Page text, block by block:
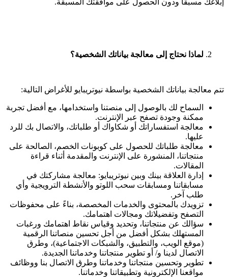
لماذا نحتاج إلى معالجة بياناتك الشخصية؟
تتم معالجة بياناتك الشخصية بواسطة نيوتريبايو للأغراض التالية:
السماح لك بالوصول إلى منصتنا واستخدامها، مع أفضل تجربة
ممكنة وجودة تصفح عبر الإنترنت.
معالجة استفساراتك أو شكاواك أو طلباتك، والاتصال بك للرد
عليها.
معالجة طلباتك للحصول على كوبونات الخصم، الصالحة على
منتجاتنا، المنشورة على الإنترنت والمقدمة أثناء قراءة
المقالات.
إدارة العلاقة بينك وبين نيوتريبايو: معالجة مشاركتك في
مسابقاتنا ومسابقات سحب اللوتو والأنشطة الترويجية وأي
طلب آخر.
تزويدك بالمحتوى والخدمات المخصصة، بناءً على محفوظات
التصفح وتفضيلاتك ومجالات اهتمامك.
سؤالك عن منتجاتنا، وتحديد وقياس نقاط اهتمامك ورغبات
المستهلك بشكل أفضل من أجل تحسين منصاتنا الرقمية
(موقع الويب، والتطبيق، والشبكات الاجتماعية)، وطرق
الاتصال لدينا و/ أو تطوير منتجاتنا وخدماتنا الجديدة.
تطوير وتحسين منتجاتنا وخدماتنا وطرق الاتصال بنا ووظائف
مواقعنا الإلكترونية وتطبيقاتنا وخدماتنا.